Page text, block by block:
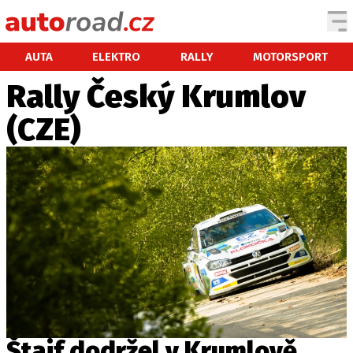
AUTA ELEKTRO RALLY MOTORSPORT
AUTA
TESTY AUT
NOVINKY
SPY
HISTORIE
ZAJÍMAVOSTI
TECHNIKA
EKONOMIKA
ČESKÝ TRH
TUNING
PROFI
Rally Český Krumlov
(CZE)